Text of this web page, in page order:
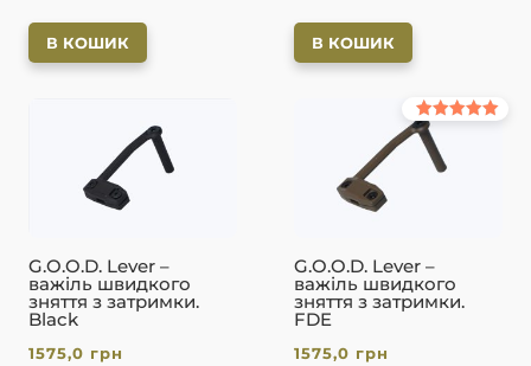
В КОШИК В КОШИК
G.O.O.D. Lever –
важіль швидкого
зняття з затримки.
Black
1575,0 грн
G.O.O.D. Lever –
важіль швидкого
зняття з затримки.
FDE
Оцінено в
5.00
1575,0 грн